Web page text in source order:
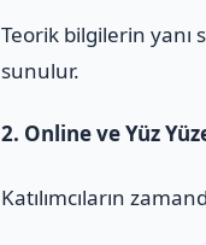
Teorik bilgilerin yanı
sunulur.
2. Online ve Yüz
Katılımcıların